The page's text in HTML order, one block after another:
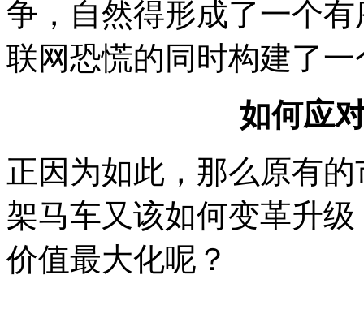
争，自然得形成了一个
联网恐慌的同时构建了
如何应
正因为如此，那么原有
架马车又该如何变革升
价值最大化呢？